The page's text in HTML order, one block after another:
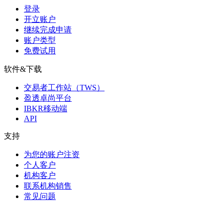
登录
开立账户
继续完成申请
账户类型
免费试用
软件&下载
交易者工作站（TWS）
盈透卓尚平台
IBKR移动端
API
支持
为您的账户注资
个人客户
机构客户
联系机构销售
常见问题